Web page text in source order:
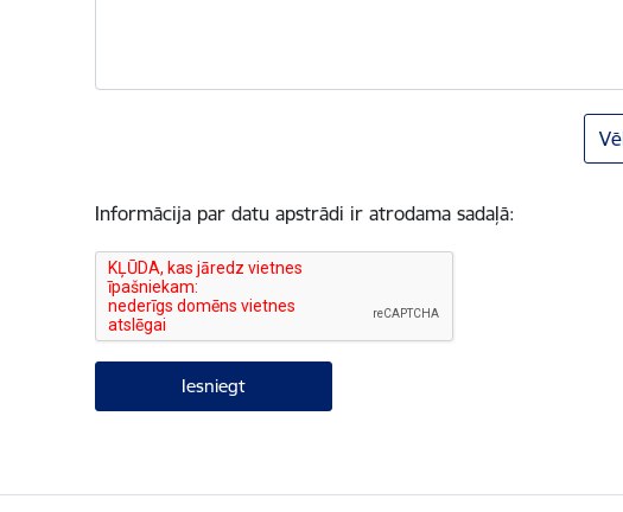
Informācija par datu apstrādi ir atrodama sadaļā: